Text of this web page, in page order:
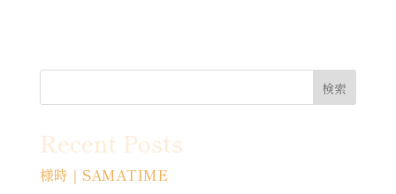
検索
Recent Posts
様時｜SAMATIME